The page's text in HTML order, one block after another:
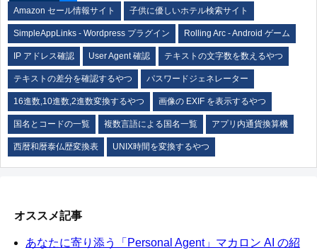
Amazon セール情報サイト 子供に優しいホテル検索サイト
SimpleAppLinks - Wordpress プラグイン Rolling Arc - Android ゲーム
IP アドレス確認 User Agent 確認 テキストの文字数を数えるやつ
テキストの差分を確認するやつ パスワードジェネレーター
16進数,10進数,2進数変換するやつ 画像の EXIF を表示するやつ
国名とコードの一覧 複数言語による国名一覧 アプリ内通貨換算機
西暦和暦泰仏歴変換表 UNIX時間を変換するやつ
オススメ記事
あなたに寄り添う「Personal Agent」マカロン AI の紹